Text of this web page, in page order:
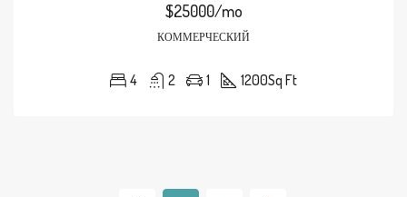
$25000/mo
КОММЕРЧЕСКИЙ
4 2 1 1200Sq Ft